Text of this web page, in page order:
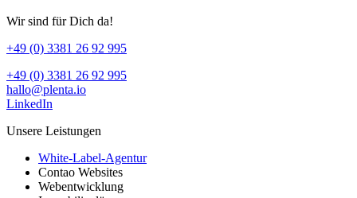
Wir sind für Dich da!
+49 (0) 3381 26 92 995
+49 (0) 3381 26 92 995
hallo@plenta.io
LinkedIn
Unsere Leistungen
White-Label-Agentur
Contao Websites
Webentwicklung